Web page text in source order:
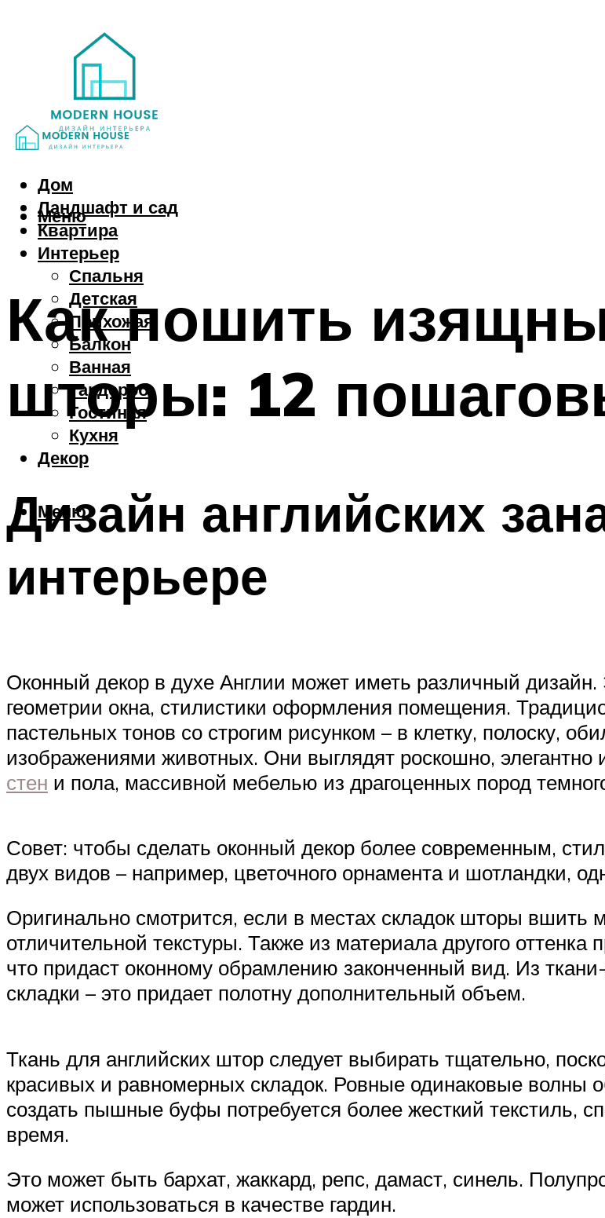
Дом
Ландшафт и сад
Квартира
Интерьер
Спальня
Детская
Прихожая
Балкон
Ванная
Гардероб
Гостиная
Кухня
Декор
Меню
Меню
Как пошить
шторы: 12
Дизайн английских
интерьере
Оконный декор в духе Англии может иметь различный дизайн.
геометрии окна, стилистики оформления помещения.
пастельных тонов со строгим рисунком – в клетку, полоску,
изображениями животных. Они выглядят роскошно, элегантно
стен и пола, массивной мебелью из драгоценных пород
Совет: чтобы сделать оконный декор более современным,
двух видов – например, цветочного орнамента и шотландки,
Оригинально смотрится, если в местах складок шторы вшить
отличительной текстуры. Также из материала другого
что придаст оконному обрамлению законченный вид. Из
складки – это придает полотну дополнительный объем.
Ткань для английских штор следует выбирать тщательно,
красивых и равномерных складок. Ровные одинаковые волны
создать пышные буфы потребуется более жесткий текстиль,
время.
Это может быть бархат, жаккард, репс, дамаст, синель.
может использоваться в качестве гардин.